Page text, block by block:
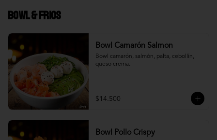
Bowl & frios
Bowl Camarón Salmon
Bowl camarón, salmón, palta, cebollín,
queso crema.
$14.500
Bowl Pollo Crispy